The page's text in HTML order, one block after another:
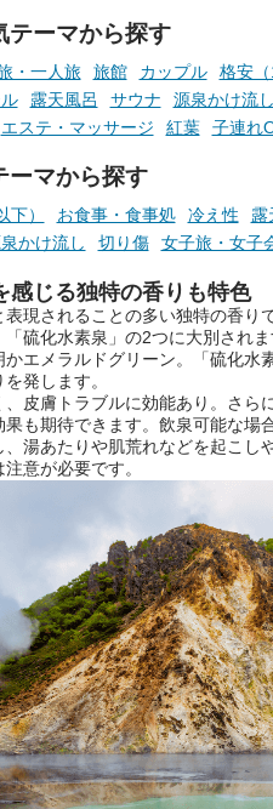
ているか
切な自分
相談でき
ベンチ」
のつぶや
談するこ
す。
、この特
10分無
、次は占
、心もほ
ら、日本各地にある
泉を12施設セレクト
日帰り入浴可能で
しと泉質の良さにこ
つ、万人におすす
を厳選しました。
テーマから探す
・一人旅 旅館 カップル 格安（
露天風呂 サウナ 源泉かけ流し
エステ・マッサージ 紅葉 子連れ
ーマから探す
） お食事・食事処 冷え性 露
かけ流し 切り傷 女子旅・女子
感じる独特の香りも特色
表現されることの多い独特の香
硫化水素泉」の2つに大別され
エメラルドグリーン。「硫化水
発します。
、皮膚トラブルに効能あり。さ
も期待できます。飲泉可能な場
湯あたりや肌荒れなどを起こし
意が必要です。